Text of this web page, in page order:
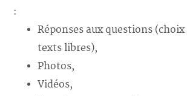
:
Réponses aux questions
texts libres),
Photos,
Vidéos,